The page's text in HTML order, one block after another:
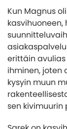
Kun Magnus
erittäin
ihminen, joten
kysyin muun
sen kivimuurin